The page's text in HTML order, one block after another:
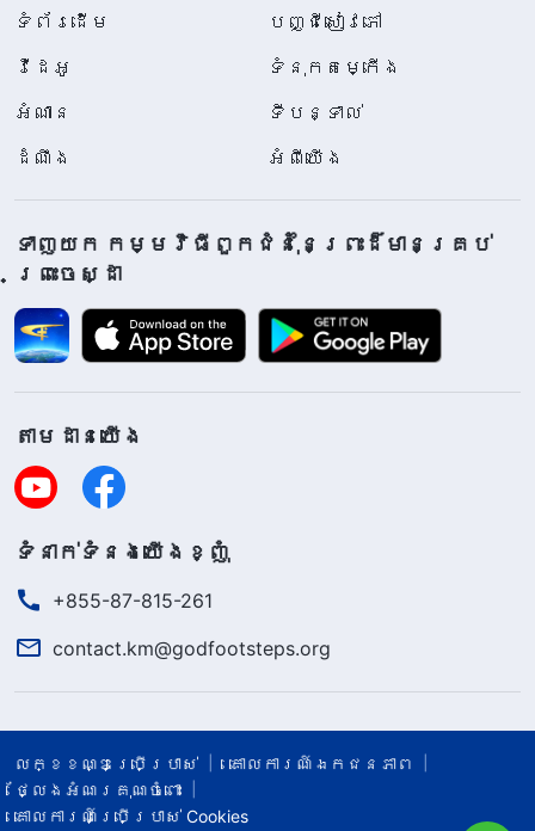
ទំព័រ​ដើម
បញ្ជីសៀវភៅ
វីដេអូ
ទំនុកតម្កើង
អំណាន
ទីបន្ទាល់
ដំណឹង
អំពីយើង
ទាញយក កម្មវិធីពួកជំនុំនៃព្រះដ៏មានគ្រប់
ព្រះចេស្ដា
តាម​ដាន​យើង​
ទំនាក់​ទំនង​យើង​ខ្ញុំ
+855-87-815-261
contact.km@godfootsteps.org
លក្ខខណ្ឌ​ប្រើប្រាស់​
គោលការណ៍ឯកជនភាព
ថ្លែងអំណរគុណចំពោះ
គោលការណ៍ប្រើប្រាស់ Cookies